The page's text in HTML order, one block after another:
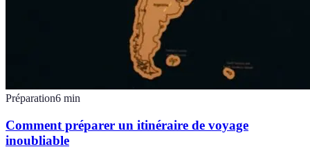
Préparation6 min
Comment préparer un itinéraire de voyage
inoubliable